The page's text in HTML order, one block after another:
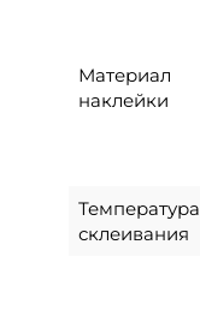
Материал
наклейки
Температура
склеивания